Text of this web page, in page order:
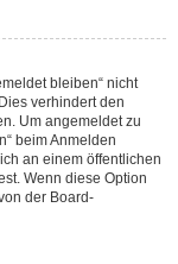
bleiben“ nicht
verhindert den
Um angemeldet zu
beim Anmelden
an einem öffentlichen
Wenn diese Option
der Board-